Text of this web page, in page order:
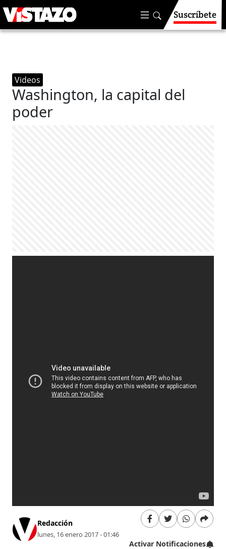
Suscríbete
Videos
Washington, la capital del
poder
Redacción
lunes, 16 enero 2017 - 01:46
Activar Notificaciones